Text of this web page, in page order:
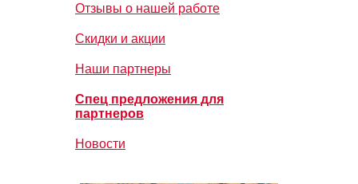
Отзывы о нашей работе
Скидки и акции
Наши партнеры
Спец предложения для
партнеров
Новости